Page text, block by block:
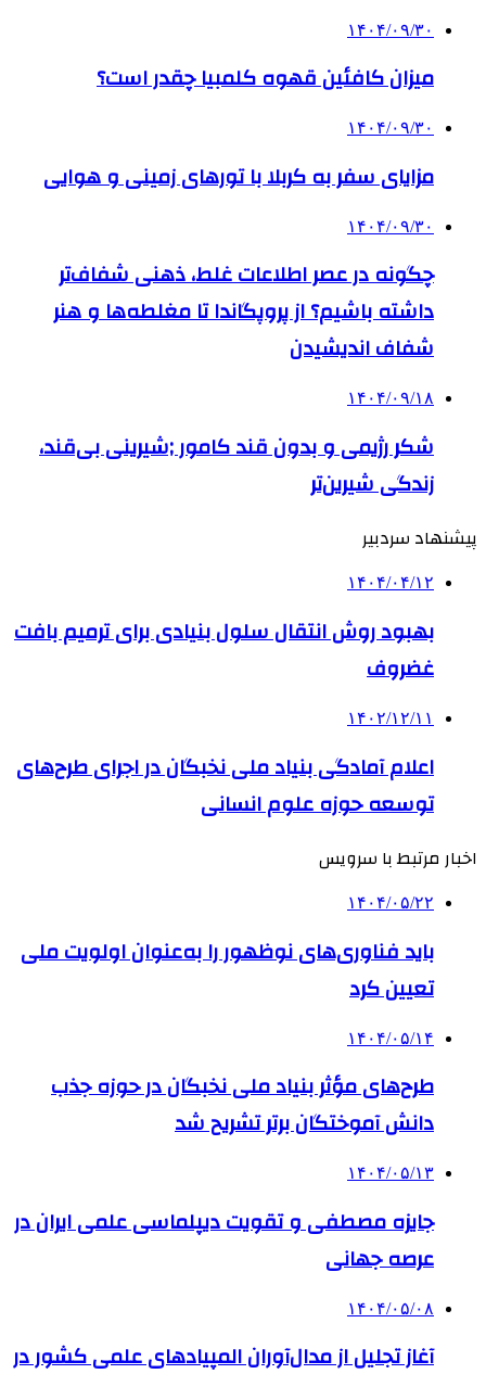
۱۴۰۴/۰۹/۳۰
میزان کافئین قهوه کلمبیا چقدر است؟
۱۴۰۴/۰۹/۳۰
مزایای سفر به کربلا با تورهای زمینی و هوایی
۱۴۰۴/۰۹/۳۰
چگونه در عصر اطلاعات غلط، ذهنی شفاف‌تر
داشته باشیم؟ از پروپگاندا تا مغلطه‌ها و هنر
شفاف اندیشیدن
۱۴۰۴/۰۹/۱۸
شکر رژیمی و بدون قند کامور ;شیرینی بی‌قند،
زندگی شیرین‌تر
پیشنهاد سردبیر
۱۴۰۴/۰۴/۱۲
بهبود روش انتقال سلول بنیادی برای ترمیم بافت
غضروف
۱۴۰۲/۱۲/۱۱
اعلام آمادگی بنیاد ملی نخبگان در اجرای طرح‌های
توسعه حوزه علوم انسانی
اخبار مرتبط با سرویس
۱۴۰۴/۰۵/۲۲
باید فناوری‌های نوظهور را به‌عنوان اولویت ملی
تعیین کرد
۱۴۰۴/۰۵/۱۴
طرح‌های مؤثر بنیاد ملی نخبگان در حوزه جذب
دانش آموختگان برتر تشریح شد
۱۴۰۴/۰۵/۱۳
جایزه مصطفی و تقویت دیپلماسی علمی ایران در
عرصه جهانی
۱۴۰۴/۰۵/۰۸
آغاز تجلیل از مدال‌آوران المپیادهای علمی کشور در